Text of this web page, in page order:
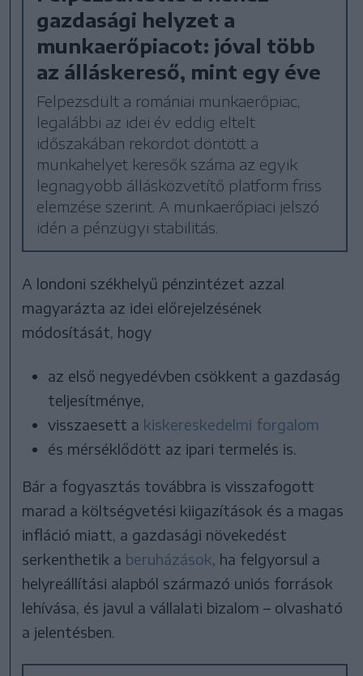
gazdasági helyzet a
munkaerőpiacot: jóval több
az álláskereső, mint egy éve
Felpezsdült a romániai munkaerőpiac,
legalábbi az idei év eddig eltelt
időszakában rekordot döntött a
munkahelyet keresők száma az egyik
legnagyobb állásközvetítő platform friss
elemzése szerint. A munkaerőpiaci jelszó
idén a pénzügyi stabilitás.
A londoni székhelyű pénzintézet azzal
magyarázta az idei előrejelzésének
módosítását, hogy
az első negyedévben csökkent a gazdaság
teljesítménye,
visszaesett a kiskereskedelmi forgalom
és mérséklődött az ipari termelés is.
Bár a fogyasztás továbbra is visszafogott
marad a költségvetési kiigazítások és a magas
infláció miatt, a gazdasági növekedést
serkenthetik a beruházások, ha felgyorsul a
helyreállítási alapból származó uniós források
lehívása, és javul a vállalati bizalom – olvasható
a jelentésben.